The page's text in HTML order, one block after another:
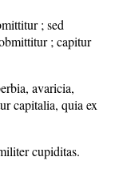
; sed
; capitur
avaricia,
capitalia, quia ex
cupiditas.